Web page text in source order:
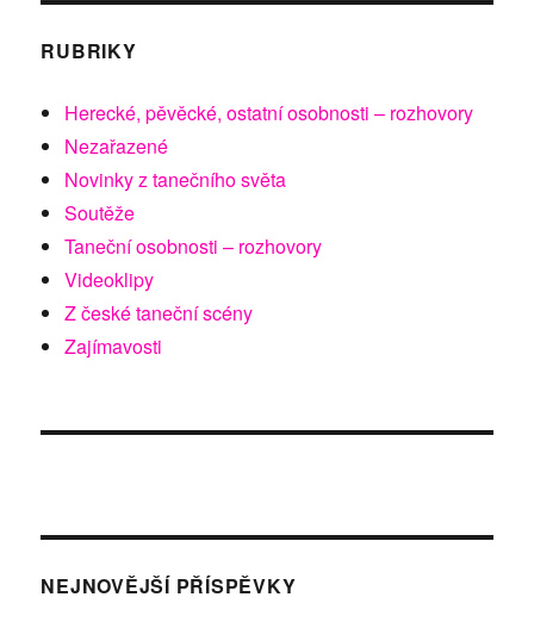
RUBRIKY
Herecké, pěvěcké, ostatní osobnosti – rozhovory
Nezařazené
Novinky z tanečního světa
Soutěže
Taneční osobnosti – rozhovory
Videoklipy
Z české taneční scény
Zajímavosti
NEJNOVĚJŠÍ PŘÍSPĚVKY